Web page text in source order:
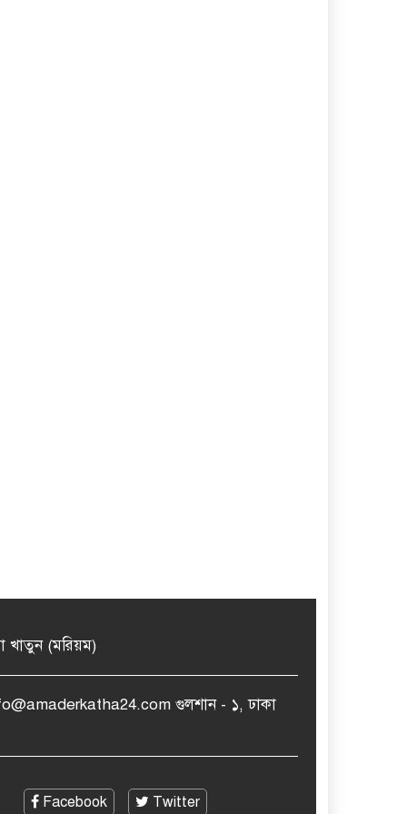
খাতুন (মরিয়ম)
গুলশান - ১, ঢাকা
Facebook Twitter